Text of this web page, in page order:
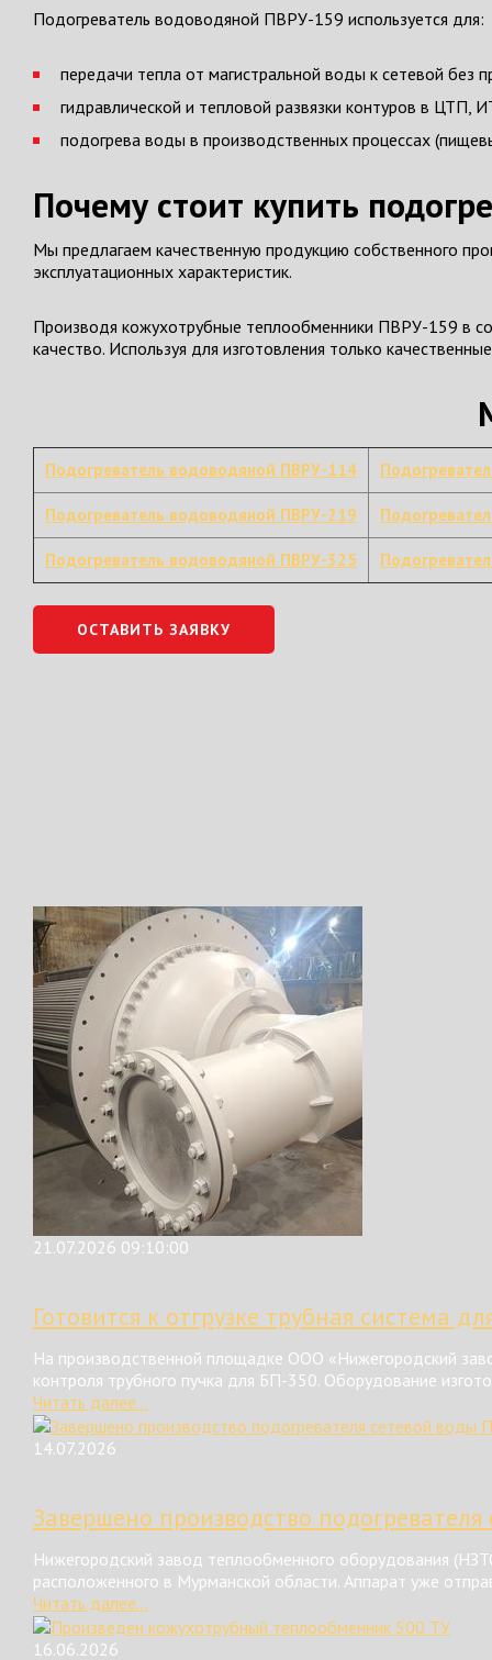
Подогреватель водоводяной ПВРУ-159 используется для:
передачи тепла от магистральной воды к сетевой без
гидравлической и тепловой развязки контуров в ЦТП,
подогрева воды в производственных процессах
Почему стоит купить
Мы предлагаем качественную продукцию собственного
эксплуатационных характеристик.
Производя кожухотрубные теплообменники ПВРУ-159 в
качество. Используя для изготовления только
Подогреватель водоводяной ПВРУ-114
Подогреватель водоводяной ПВРУ-219
Подогреватель водоводяной ПВРУ-325
ОСТАВИТЬ ЗАЯВКУ
21.07.2026 09:10:00
Готовится к отгрузке трубная система
На производственной площадке ООО «Нижегородский
контроля трубного пучка для БП-350. Оборудование
Читать далее...
14.07.2026
Завершено производство
Нижегородский завод теплообменного оборудования
расположенного в Мурманской области. Аппарат уже
Читать далее...
16.06.2026